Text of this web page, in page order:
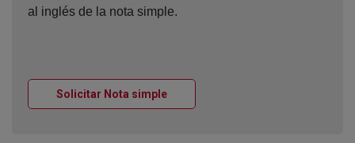
al inglés de la nota simple.
Solicitar Nota simpleVentana nueva